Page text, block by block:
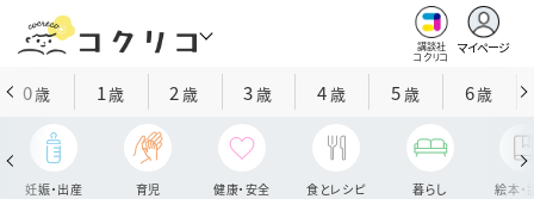
講談社
コクリコ
マイページ
0歳 1歳 2 歳 3歳 4歳 5歳 6歳
妊娠・出産 育児 健康・安全 食とレシピ 暮らし 絵本・